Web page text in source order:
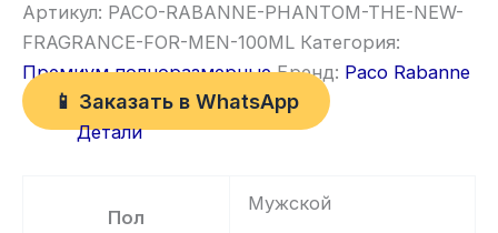
Артикул: PACO-RABANNE-PHANTOM-THE-NEW-
FRAGRANCE-FOR-MEN-100ML Категория:
Премиум полноразмерные Бренд: Paco Rabanne
📱 Заказать в WhatsApp
Детали
Пол
Мужской